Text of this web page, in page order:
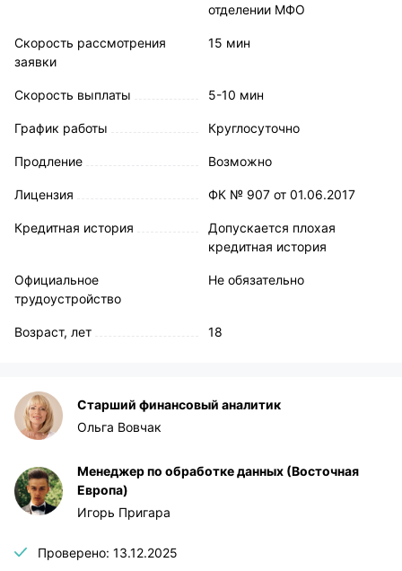
отделении МФО
Скорость рассмотрения
заявки
15 мин
Скорость выплаты 5-10 мин
График работы Круглосуточно
Продление Возможно
Лицензия ФК № 907 от 01.06.2017
Кредитная история
Допускается плохая
кредитная история
Официальное
трудоустройство
Не обязательно
Возраст, лет 18
Старший финансовый аналитик
Ольга Вовчак
Менеджер по обработке данных (Восточная
Европа)
Игорь Пригара
Проверено: 13.12.2025